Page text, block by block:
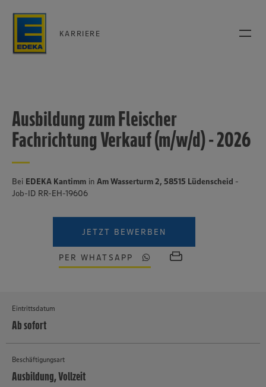
KARRIERE
Ausbildung zum Fleischer
Fachrichtung Verkauf (m/w/d) - 2026
Bei EDEKA Kantimm in Am Wasserturm 2, 58515 Lüdenscheid -
Job-ID RR-EH-19606
JETZT BEWERBEN
PER WHATSAPP
Eintrittsdatum
Ab sofort
Beschäftigungsart
Ausbildung, Vollzeit